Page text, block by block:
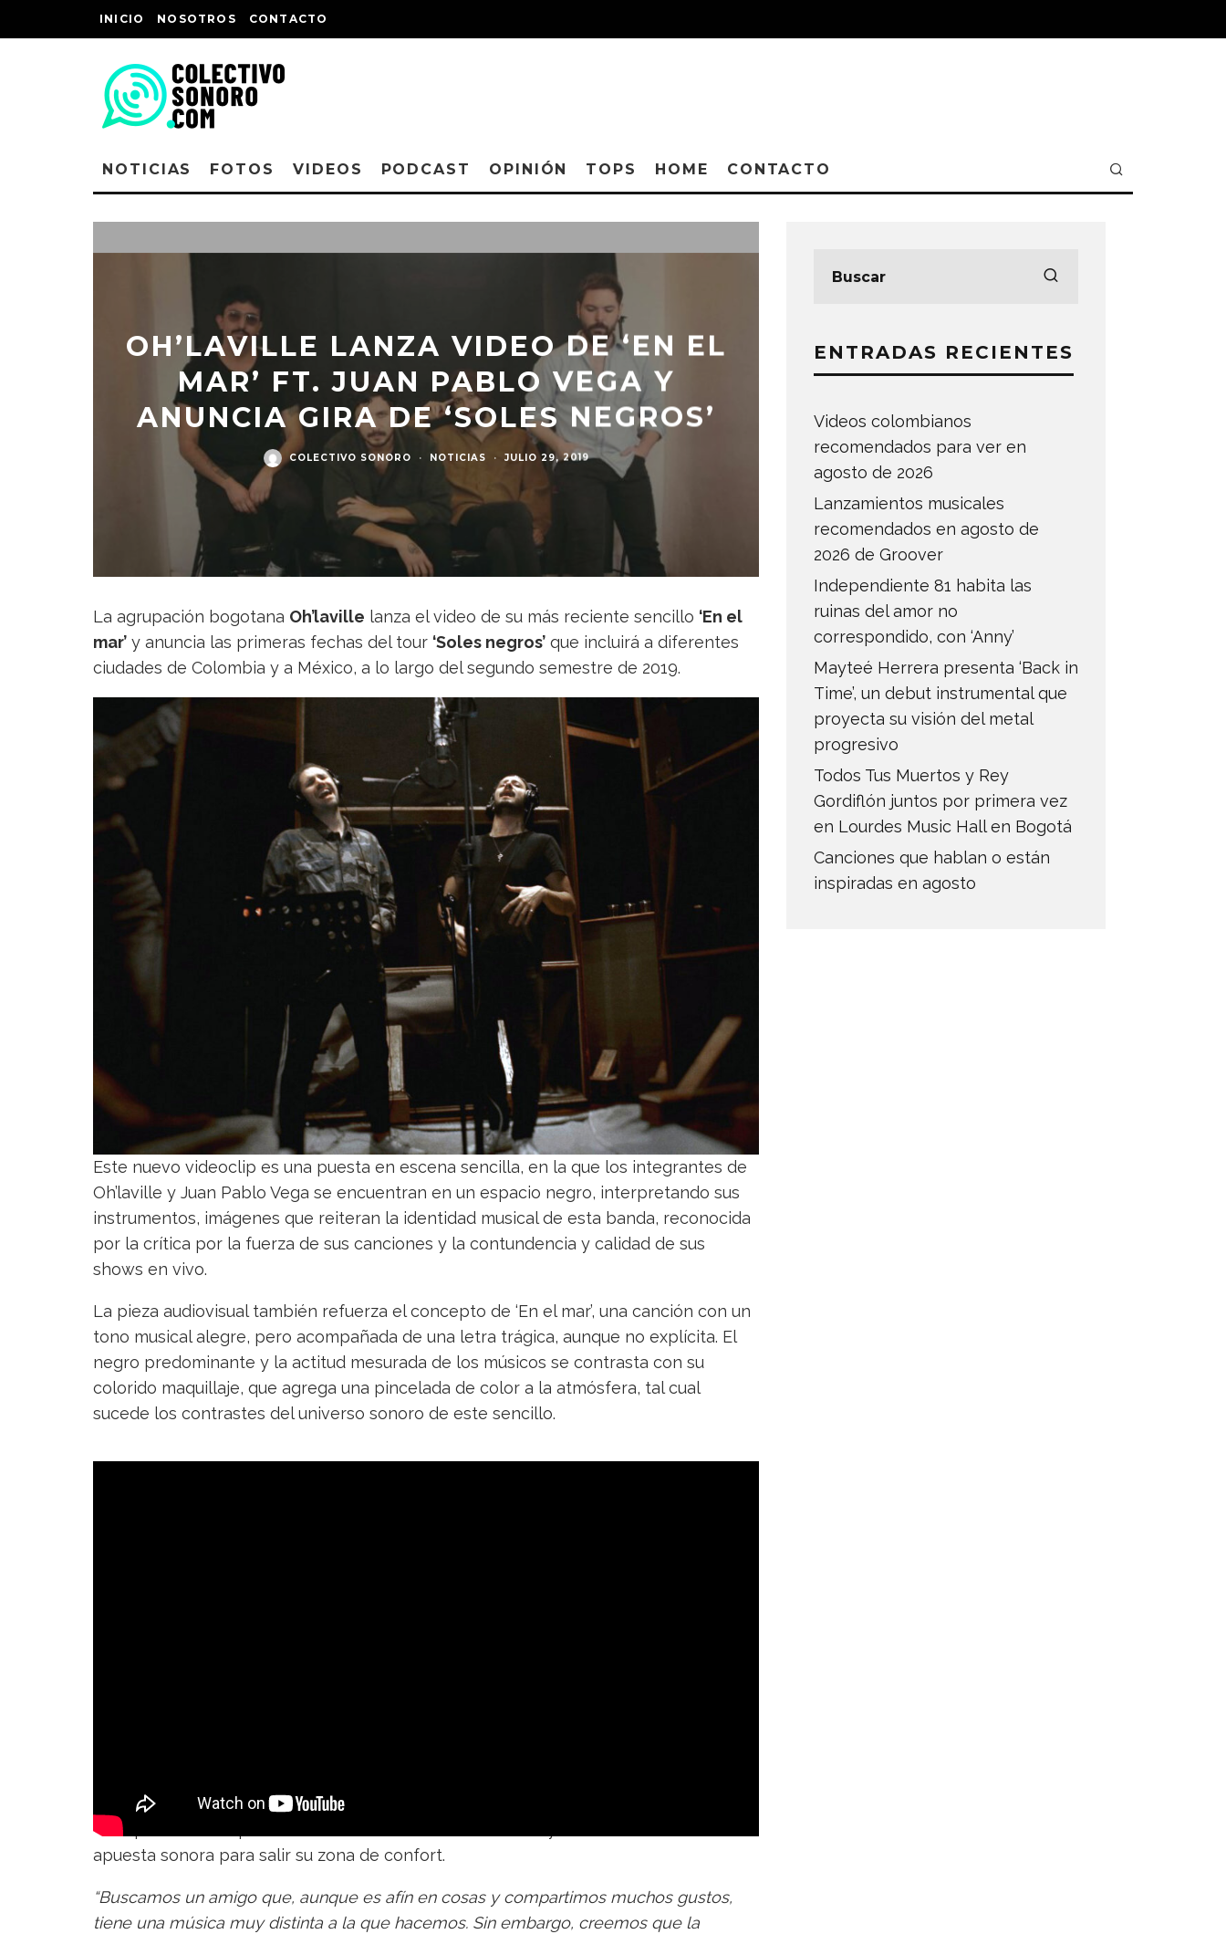
INICIO NOSOTROS CONTACTO
NOTICIAS FOTOS VIDEOS PODCAST OPINIÓN TOPS HOME CONTACTO
OH’LAVILLE LANZA VIDEO DE ‘EN EL
MAR’ FT. JUAN PABLO VEGA Y
ANUNCIA GIRA DE ‘SOLES NEGROS’
COLECTIVO SONORO · NOTICIAS · JULIO 29, 2019
La agrupación bogotana Oh’laville lanza el video de su más reciente sencillo ‘En el
mar’ y anuncia las primeras fechas del tour ‘Soles negros’ que incluirá a diferentes
ciudades de Colombia y a México, a lo largo del segundo semestre de 2019.
Este nuevo videoclip es una puesta en escena sencilla, en la que los integrantes de
Oh’laville y Juan Pablo Vega se encuentran en un espacio negro, interpretando sus
instrumentos, imágenes que reiteran la identidad musical de esta banda, reconocida
por la crítica por la fuerza de sus canciones y la contundencia y calidad de sus
shows en vivo.
La pieza audiovisual también refuerza el concepto de ‘En el mar’, una canción con un
tono musical alegre, pero acompañada de una letra trágica, aunque no explícita. El
negro predominante y la actitud mesurada de los músicos se contrasta con su
colorido maquillaje, que agrega una pincelada de color a la atmósfera, tal cual
sucede los contrastes del universo sonoro de este sencillo.
Es la primera vez que la banda tiene un cantante invitado y ‘En el mar’ fue una
apuesta sonora para salir su zona de confort.
“Buscamos un amigo que, aunque es afín en cosas y compartimos muchos gustos,
tiene una música muy distinta a la que hacemos. Sin embargo, creemos que la
ENTRADAS RECIENTES
Videos colombianos
recomendados para ver en
agosto de 2026
Lanzamientos musicales
recomendados en agosto de
2026 de Groover
Independiente 81 habita las
ruinas del amor no
correspondido, con ‘Anny’
Mayteé Herrera presenta ‘Back in
Time’, un debut instrumental que
proyecta su visión del metal
progresivo
Todos Tus Muertos y Rey
Gordiflón juntos por primera vez
en Lourdes Music Hall en Bogotá
Canciones que hablan o están
inspiradas en agosto